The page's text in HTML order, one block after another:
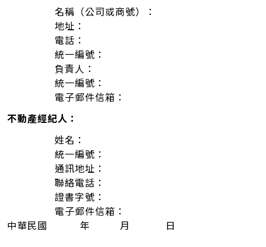
名稱（公司或商號）：
地址：
電話：
統一編號：
負責人：
統一編號：
電子郵件信箱：
不動產經紀人：
姓名：
統一編號：
通訊地址：
聯絡電話：
證書字號：
電子郵件信箱：
中華民國 年 月 日